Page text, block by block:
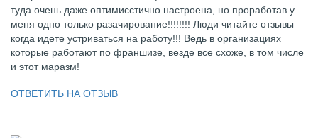
туда очень даже оптимисстично настроена, но проработав у
меня одно только разачирование!!!!!!!! Люди читайте отзывы
когда идете устриваться на работу!!! Ведь в организациях
которые работают по франшизе, везде все схоже, в том числе
и этот маразм!
ОТВЕТИТЬ НА ОТЗЫВ